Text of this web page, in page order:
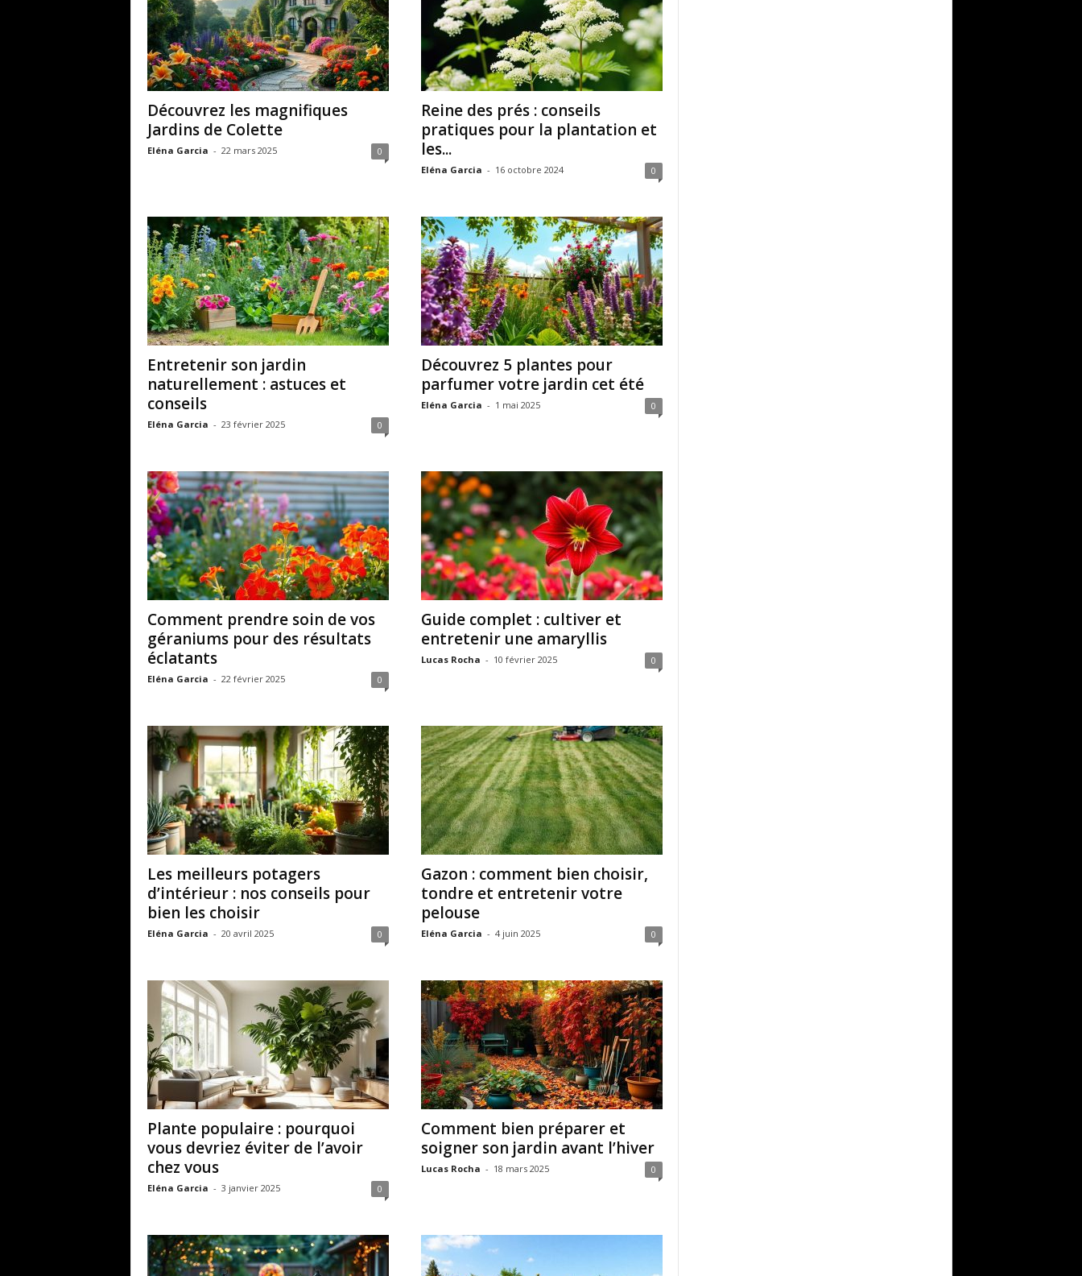
Découvrez les magnifiques
Jardins de Colette
Eléna Garcia - 22 mars 2025 0
Reine des prés : conseils
pratiques pour la plantation et
les...
Eléna Garcia - 16 octobre 2024 0
Entretenir son jardin
naturellement : astuces et
conseils
Eléna Garcia - 23 février 2025 0
Découvrez 5 plantes pour
parfumer votre jardin cet été
Eléna Garcia - 1 mai 2025 0
Comment prendre soin de vos
géraniums pour des résultats
éclatants
Eléna Garcia - 22 février 2025 0
Guide complet : cultiver et
entretenir une amaryllis
Lucas Rocha - 10 février 2025 0
Les meilleurs potagers
d’intérieur : nos conseils pour
bien les choisir
Eléna Garcia - 20 avril 2025 0
Gazon : comment bien choisir,
tondre et entretenir votre
pelouse
Eléna Garcia - 4 juin 2025 0
Plante populaire : pourquoi
vous devriez éviter de l’avoir
chez vous
Eléna Garcia - 3 janvier 2025 0
Comment bien préparer et
soigner son jardin avant l’hiver
Lucas Rocha - 18 mars 2025 0